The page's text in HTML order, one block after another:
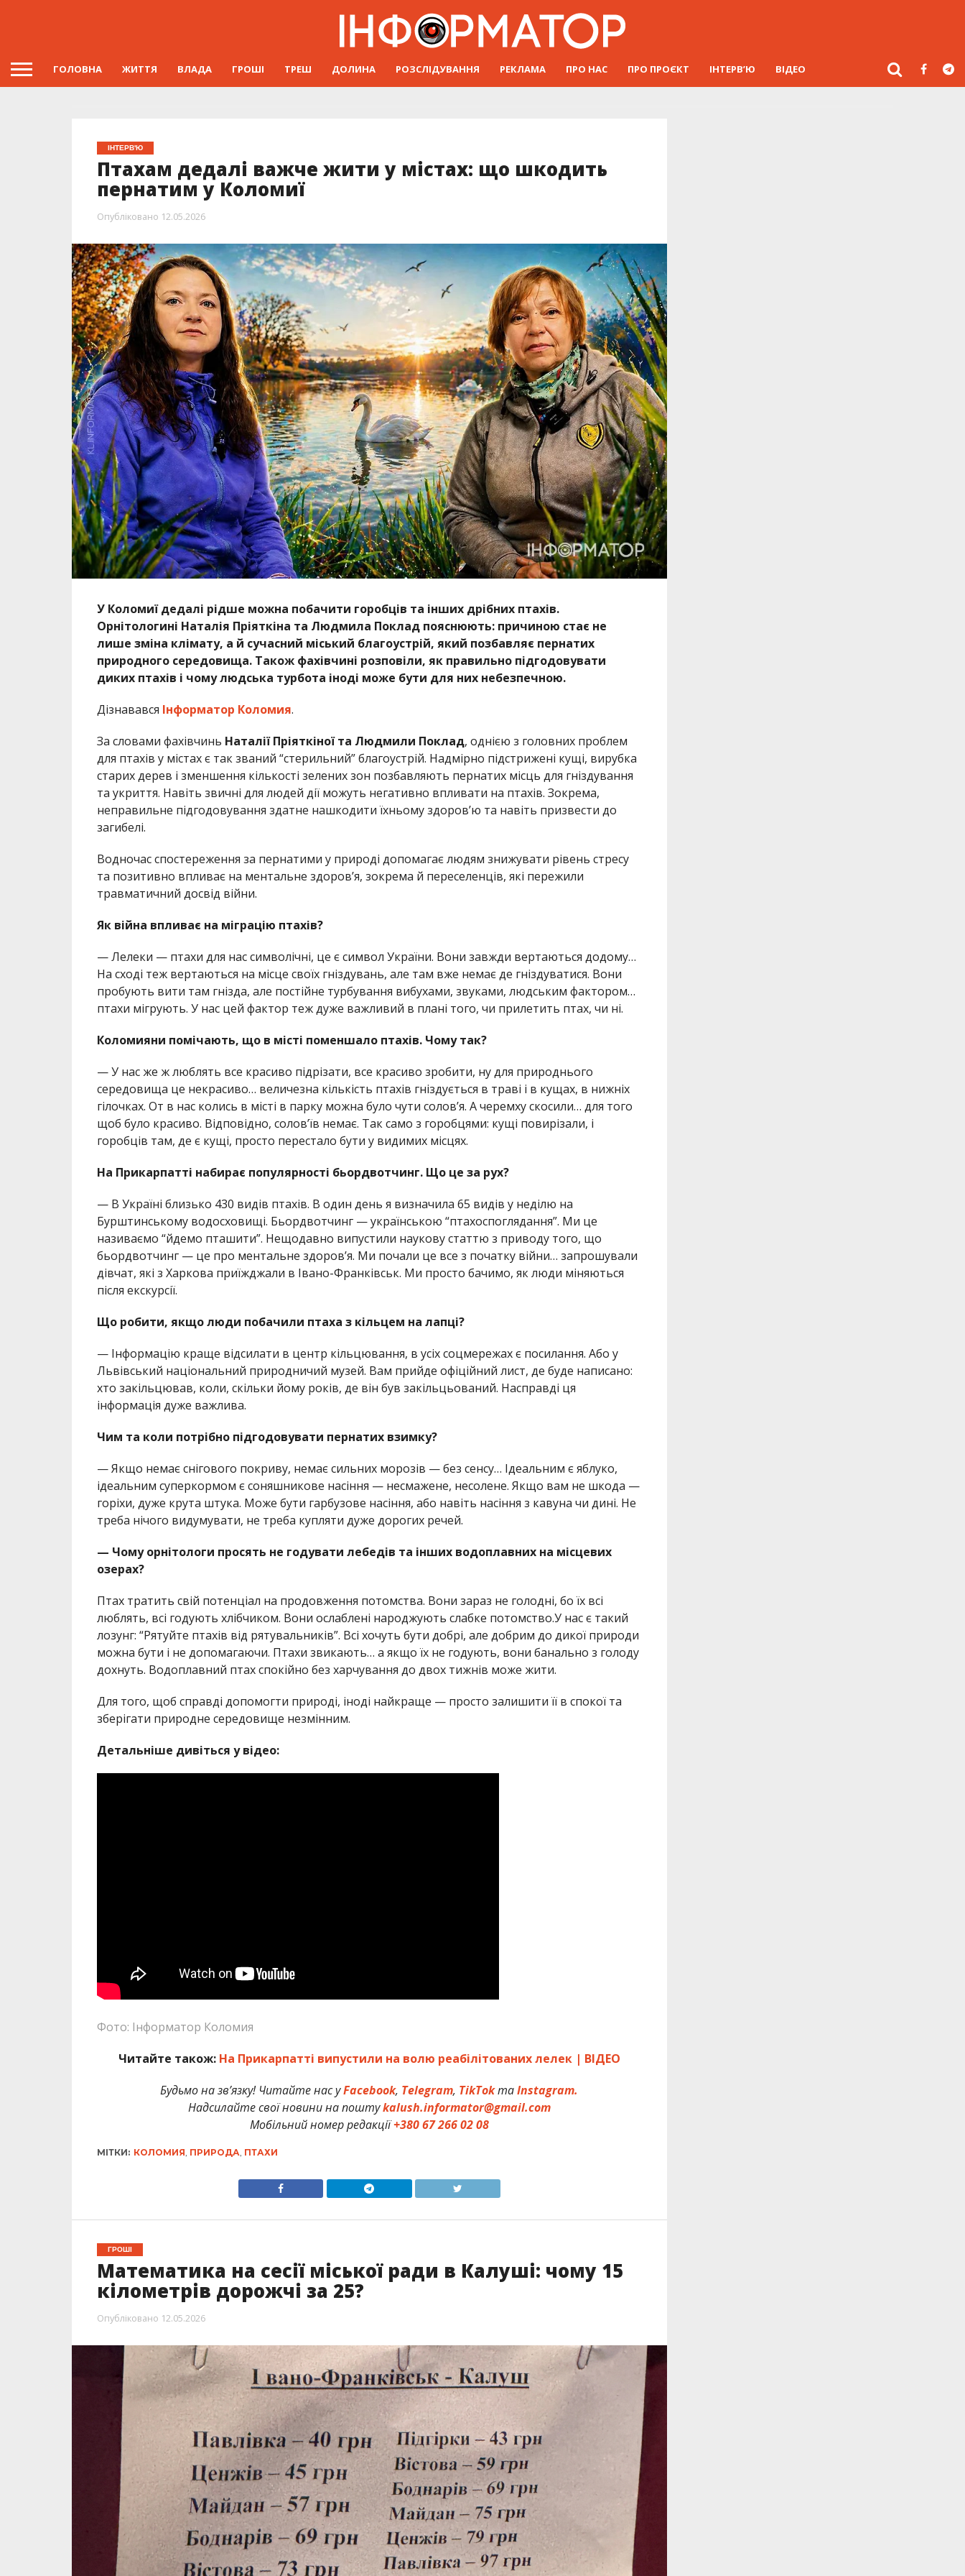
ГОЛОВНА ЖИТТЯ ВЛАДА ГРОШІ ТРЕШ ДОЛИНА РОЗСЛІДУВАННЯ РЕКЛАМА ПРО НАС ПРО ПРОЄКТ ІНТЕРВ’Ю ВІДЕО
ІНТЕРВ'Ю
Птахам дедалі важче жити у містах: що шкодить
пернатим у Коломиї
Опубліковано 12.05.2026
У Коломиї дедалі рідше можна побачити горобців та інших дрібних птахів.
Орнітологині Наталія Пріяткіна та Людмила Поклад пояснюють: причиною стає не
лише зміна клімату, а й сучасний міський благоустрій, який позбавляє пернатих
природного середовища. Також фахівчині розповіли, як правильно підгодовувати
диких птахів і чому людська турбота іноді може бути для них небезпечною.
Дізнавався Інформатор Коломия.
За словами фахівчинь Наталії Пріяткіної та Людмили Поклад, однією з головних проблем
для птахів у містах є так званий “стерильний” благоустрій. Надмірно підстрижені кущі, вирубка
старих дерев і зменшення кількості зелених зон позбавляють пернатих місць для гніздування
та укриття. Навіть звичні для людей дії можуть негативно впливати на птахів. Зокрема,
неправильне підгодовування здатне нашкодити їхньому здоров’ю та навіть призвести до
загибелі.
Водночас спостереження за пернатими у природі допомагає людям знижувати рівень стресу
та позитивно впливає на ментальне здоров’я, зокрема й переселенців, які пережили
травматичний досвід війни.
Як війна впливає на міграцію птахів?
— Лелеки — птахи для нас символічні, це є символ України. Вони завжди вертаються додому…
На сході теж вертаються на місце своїх гніздувань, але там вже немає де гніздуватися. Вони
пробують вити там гнізда, але постійне турбування вибухами, звуками, людським фактором…
птахи мігрують. У нас цей фактор теж дуже важливий в плані того, чи прилетить птах, чи ні.
Коломияни помічають, що в місті поменшало птахів. Чому так?
— У нас же ж люблять все красиво підрізати, все красиво зробити, ну для природнього
середовища це некрасиво… величезна кількість птахів гніздується в траві і в кущах, в нижніх
гілочках. От в нас колись в місті в парку можна було чути солов’я. А черемху скосили… для того
щоб було красиво. Відповідно, солов’їв немає. Так само з горобцями: кущі повирізали, і
горобців там, де є кущі, просто перестало бути у видимих місцях.
На Прикарпатті набирає популярності бьордвотчинг. Що це за рух?
— В Україні близько 430 видів птахів. В один день я визначила 65 видів у неділю на
Бурштинському водосховищі. Бьордвотчинг — українською “птахоспоглядання”. Ми це
називаємо “йдемо пташити”. Нещодавно випустили наукову статтю з приводу того, що
бьордвотчинг — це про ментальне здоров’я. Ми почали це все з початку війни… запрошували
дівчат, які з Харкова приїжджали в Івано-Франківськ. Ми просто бачимо, як люди міняються
після екскурсії.
Що робити, якщо люди побачили птаха з кільцем на лапці?
— Інформацію краще відсилати в центр кільцювання, в усіх соцмережах є посилання. Або у
Львівський національний природничий музей. Вам прийде офіційний лист, де буде написано:
хто закільцював, коли, скільки йому років, де він був закільцьований. Насправді ця
інформація дуже важлива.
Чим та коли потрібно підгодовувати пернатих взимку?
— Якщо немає снігового покриву, немає сильних морозів — без сенсу… Ідеальним є яблуко,
ідеальним суперкормом є соняшникове насіння — несмажене, несолене. Якщо вам не шкода —
горіхи, дуже крута штука. Може бути гарбузове насіння, або навіть насіння з кавуна чи дині. Не
треба нічого видумувати, не треба купляти дуже дорогих речей.
— Чому орнітологи просять не годувати лебедів та інших водоплавних на місцевих
озерах?
Птах тратить свій потенціал на продовження потомства. Вони зараз не голодні, бо їх всі
люблять, всі годують хлібчиком. Вони ослаблені народжують слабке потомство.У нас є такий
лозунг: “Рятуйте птахів від рятувальників”. Всі хочуть бути добрі, але добрим до дикої природи
можна бути і не допомагаючи. Птахи звикають… а якщо їх не годують, вони банально з голоду
дохнуть. Водоплавний птах спокійно без харчування до двох тижнів може жити.
Для того, щоб справді допомогти природі, іноді найкраще — просто залишити її в спокої та
зберігати природне середовище незмінним.
Детальніше дивіться у відео:
Фото: Інформатор Коломия
Читайте також: На Прикарпатті випустили на волю реабілітованих лелек | ВІДЕО
Будьмо на зв’язку! Читайте нас уFacebook, Telegram, TikTokтаInstagram.
Надсилайте свої новини на поштуkalush.informator@gmail.com
Мобільний номер редакції+380 67 266 02 08
МІТКИ: КОЛОМИЯ, ПРИРОДА, ПТАХИ
ГРОШІ
Математика на сесії міської ради в Калуші: чому 15
кілометрів дорожчі за 25?
Опубліковано 12.05.2026